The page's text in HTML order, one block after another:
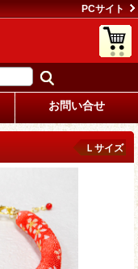
PCサイト
お問い合せ
Ｌサイズ